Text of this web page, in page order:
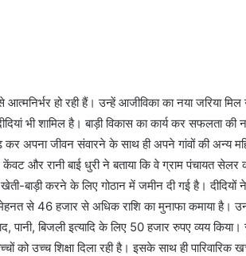
आत्मनिर्भर हो रही हैं। उन्हें आजीविका का नया जरिया
भी शामिल है। बाड़ी विकास का कार्य कर सफलता की
कर अपना जीवन संवारने के साथ ही अपने गांवों की अन्य
और रानी बाई धुरी ने बताया कि वे ग्राम पंचायत
बाड़ी करने के लिए गोठान में जमीन दी गई है। दीदियों
मेहनत से 46 हजार से अधिक राशि का मुनाफा कमाया
बिजली इत्यादि के लिए 50 हजार रुपए व्यय किया।
उच्च शिक्षा दिला रही है। इसके साथ ही पारिवारिक